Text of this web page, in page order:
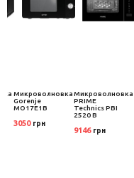
Микроволновка
Gorenje
MO17E1B
3050 грн
Микроволновка
PRIME
Technics PBI
2520 B
9146 грн